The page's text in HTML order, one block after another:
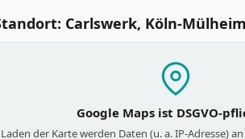
Carlswerk, Köln-Mülheim
Google Maps ist DSGVO-
der Karte werden Daten (u. a. IP-Adresse)